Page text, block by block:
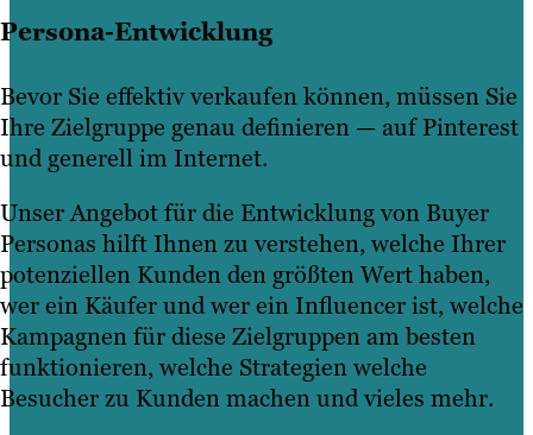
Persona-Entwicklung
Bevor Sie effektiv verkaufen können, müssen Sie
Ihre Zielgruppe genau definieren — auf Pinterest
und generell im Internet.
Unser Angebot für die Entwicklung von Buyer
Personas hilft Ihnen zu verstehen, welche Ihrer
potenziellen Kunden den größten Wert haben,
wer ein Käufer und wer ein Influencer ist, welche
Kampagnen für diese Zielgruppen am besten
funktionieren, welche Strategien welche
Besucher zu Kunden machen und vieles mehr.